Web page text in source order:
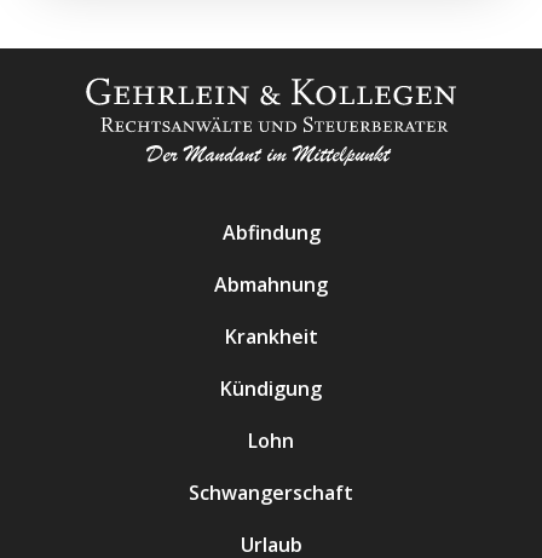
Abfindung
Abmahnung
Krankheit
Kündigung
Lohn
Schwangerschaft
Urlaub